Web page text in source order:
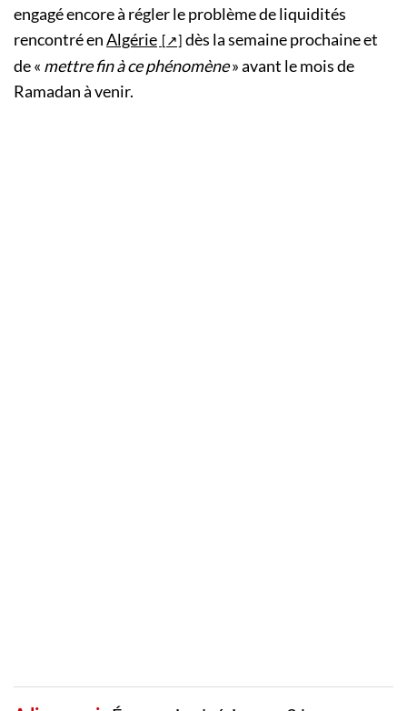
engagé encore à régler le problème de liquidités
rencontré enAlgérie
dès la semaine prochaine et
de « mettre fin à ce phénomène» avant le mois de
Ramadan à venir.